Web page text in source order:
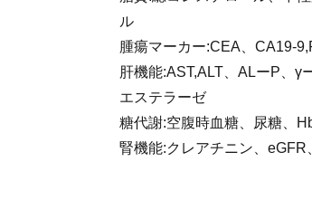
ル
腫瘍マーカー:CEA、CA19-
肝機能:AST,ALT、ALーP、γ
エステラーゼ
糖代謝:空腹時血糖、尿糖、
腎機能:クレアチニン、eGFR